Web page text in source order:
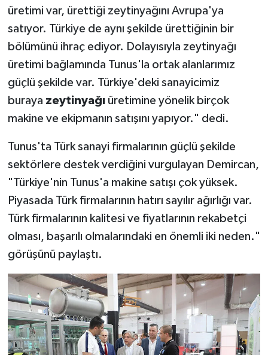
üretimi var, ürettiği zeytinyağını Avrupa'ya
satıyor. Türkiye de aynı şekilde ürettiğinin bir
bölümünü ihraç ediyor. Dolayısıyla zeytinyağı
üretimi bağlamında Tunus'la ortak alanlarımız
güçlü şekilde var. Türkiye'deki sanayicimiz
buraya zeytinyağı üretimine yönelik birçok
makine ve ekipmanın satışını yapıyor." dedi.
Tunus'ta Türk sanayi firmalarının güçlü şekilde
sektörlere destek verdiğini vurgulayan Demircan,
"Türkiye'nin Tunus'a makine satışı çok yüksek.
Piyasada Türk firmalarının hatırı sayılır ağırlığı var.
Türk firmalarının kalitesi ve fiyatlarının rekabetçi
olması, başarılı olmalarındaki en önemli iki neden."
görüşünü paylaştı.